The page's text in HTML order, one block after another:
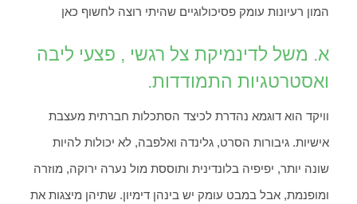
המון רעיונות עומק פסיכולוגיים שהיתי רוצה לחשוף כאן
א. משל לדינמיקת צל רגשי , פצעי ליבה
ואסטרטגיות התמודדות.
וויקד הוא דוגמא נהדרת לכיצד הסתכלות חברתית מעצבת
אישיות. גיבורות הסרט, גלינדה ואלפבה, לא יכולות להיות
שונה יותר, יפיפיה בלונדינית ותוססת מול נערה ירוקה, מוזרה
ומופנמת, אבל במבט עומק יש בינהן דימיון. שתיהן מיצגות את